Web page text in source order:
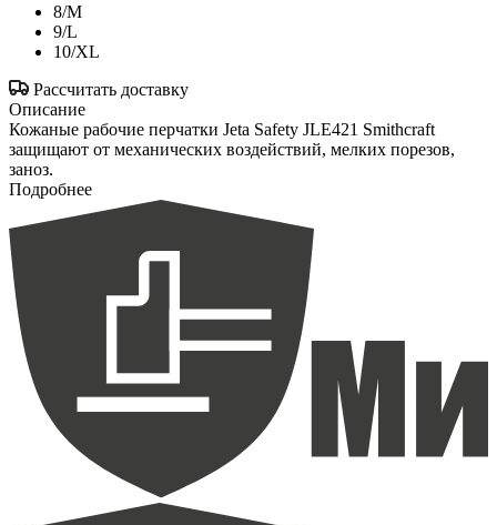
8/M
9/L
10/XL
Рассчитать доставку
Описание
Кожаные рабочие перчатки Jeta Safety JLE421 Smithcraft
защищают от механических воздействий, мелких порезов,
заноз.
Подробнее